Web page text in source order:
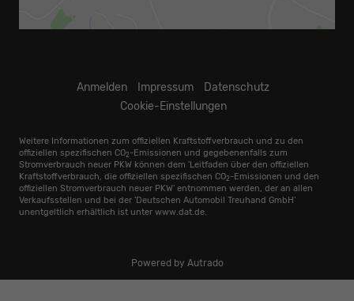
Anmelden Impressum
Datenschutz
Cookie-Einstellungen
Weitere Informationen zum offiziellen Kraftstoffverbrauch und zu den
offiziellen spezifischen CO2 -Emissionen und gegebenenfalls zum
Stromverbrauch neuer PKW können dem 'Leitfaden über den offiziellen
Kraftstoffverbrauch, die offiziellen spezifischen CO2 -Emissionen und den
offiziellen Stromverbrauch neuer PKW' entnommen werden, der an allen
Verkaufsstellen und bei der 'Deutschen Automobil Treuhand GmbH'
unentgeltlich erhältlich ist unter www.dat.de.
Powered by Autrado